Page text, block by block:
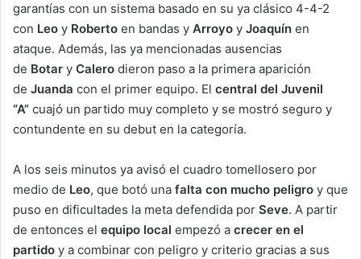
garantías con un sistema basado en su ya clásico 4-4-2
con Leo y Roberto en bandas y Arroyo y Joaquín en
ataque. Además, las ya mencionadas ausencias
de Botar y Calero dieron paso a la primera aparición
de Juanda con el primer equipo. El central del Juvenil
“A” cuajó un partido muy completo y se mostró seguro y
contundente en su debut en la categoría.
A los seis minutos ya avisó el cuadro tomellosero por
medio de Leo, que botó una falta con mucho peligro y que
puso en dificultades la meta defendida por Seve. A partir
de entonces el equipo local empezó a crecer en el
partido y a combinar con peligro y criterio gracias a sus